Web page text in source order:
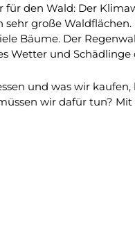
für den Wald: Der
große
Bäume. Der
Wetter und Schädlinge
und was wir
wir dafür tun?